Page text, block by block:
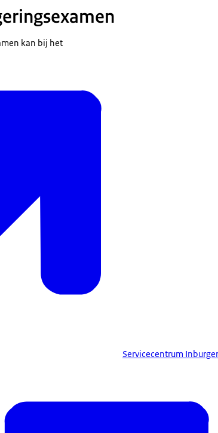
kan bij het
Servicecentrum